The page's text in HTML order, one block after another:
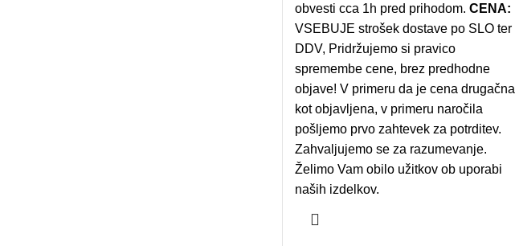
obvesti cca 1h pred prihodom. CENA:
VSEBUJE strošek dostave po SLO ter
DDV, Pridržujemo si pravico
spremembe cene, brez predhodne
objave! V primeru da je cena drugačna
kot objavljena, v primeru naročila
pošljemo prvo zahtevek za potrditev.
Zahvaljujemo se za razumevanje.
Želimo Vam obilo užitkov ob uporabi
naših izdelkov.